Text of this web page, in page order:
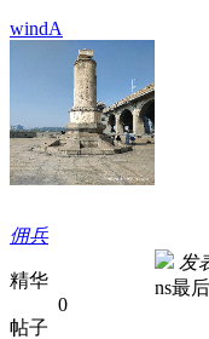
windA
佣兵
精华
0
帖子
发
ns最